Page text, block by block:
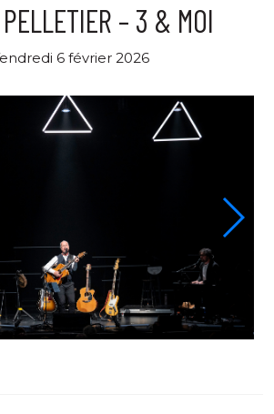
– 3 & MOI
6 février 2026